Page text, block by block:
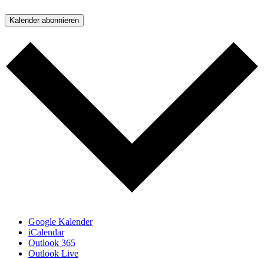
Kalender abonnieren
Google Kalender
iCalendar
Outlook 365
Outlook Live